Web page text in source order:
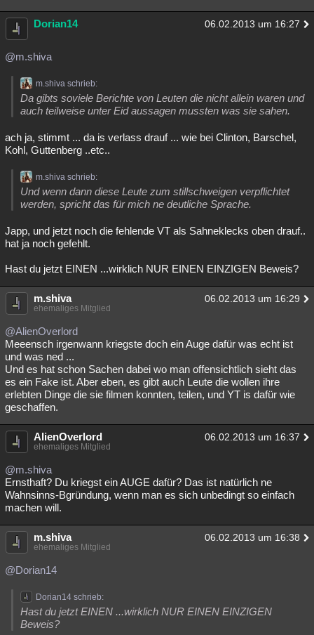
Dorian14 06.02.2013 um 16:27
@m.shiva
m.shiva schrieb:
Da gibts soviele Berichte von Leuten die nicht allein waren und
auch teilweise unter Eid aussagen mussten was sie sahen.
ach ja, stimmt ... da is verlass drauf ... wie bei Clinton, Barschel,
Kohl, Guttenberg ..etc..
m.shiva schrieb:
Und wenn dann diese Leute zum stillschweigen verpflichtet
werden, spricht das für mich ne deutliche Sprache.
Japp, und jetzt noch die fehlende VT als Sahneklecks oben drauf..
hat ja noch gefehlt.
Hast du jetzt EINEN ...wirklich NUR EINEN EINZIGEN Beweis?
m.shiva 06.02.2013 um 16:29
ehemaliges Mitglied
@AlienOverlord
Meeensch irgenwann kriegste doch ein Auge dafür was echt ist
und was ned ...
Und es hat schon Sachen dabei wo man offensichtlich sieht das
es ein Fake ist. Aber eben, es gibt auch Leute die wollen ihre
erlebten Dinge die sie filmen konnten, teilen, und YT is dafür wie
geschaffen.
AlienOverlord 06.02.2013 um 16:37
ehemaliges Mitglied
@m.shiva
Ernsthaft? Du kriegst ein AUGE dafür? Das ist natürlich ne
Wahnsinns-Bgründung, wenn man es sich unbedingt so einfach
machen will.
m.shiva 06.02.2013 um 16:38
ehemaliges Mitglied
@Dorian14
Dorian14 schrieb:
Hast du jetzt EINEN ...wirklich NUR EINEN EINZIGEN
Beweis?